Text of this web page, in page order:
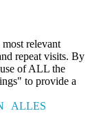
relevant
repeat visits. By
of ALL the
to provide a
ALLES